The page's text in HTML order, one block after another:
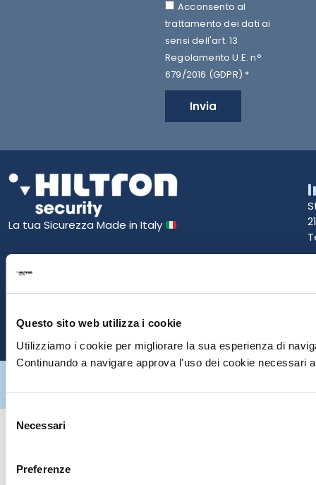
Questo sito web utilizza i cookie
Utilizziamo i cookie per migliorare la sua esperienza di
Continuando a navigare approva l'uso dei cookie necessari
Selezione
delNecessari
Preferenze
Acconsento al
trattamento dei dati ai
sensi dell'art. 13
Regolamento U.E. n°
679/2016 (GDPR) *
Invia
La tua Sicurezza Made in Italy
riservati